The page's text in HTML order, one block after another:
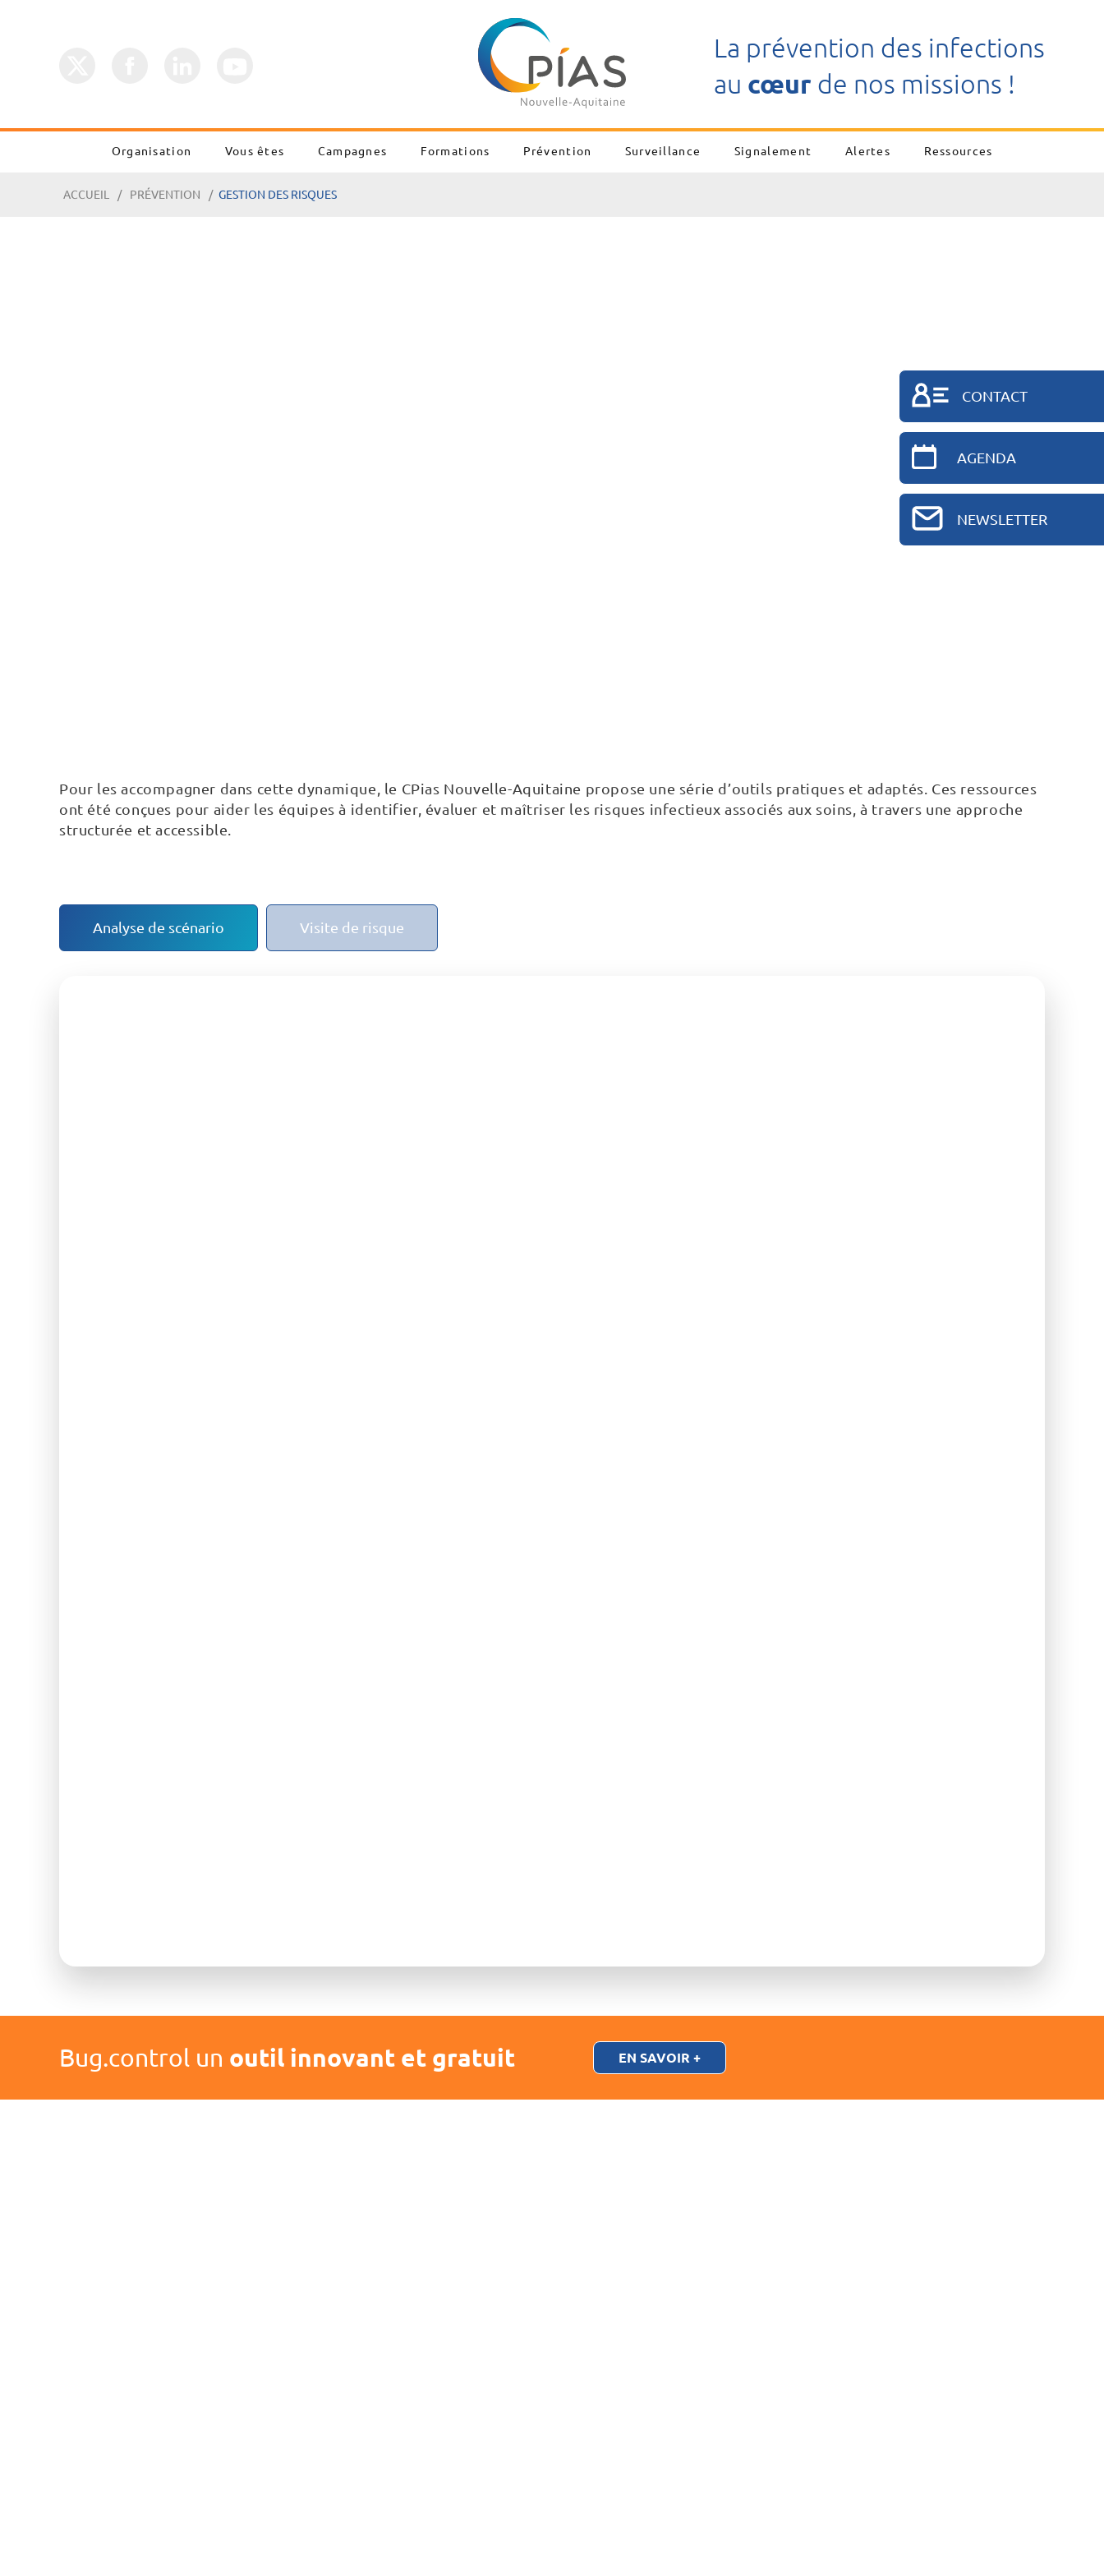
La prévention des infections
au cœur de nos missions !
Organisation Vous êtes Campagnes Formations Prévention Surveillance Signalement Alertes Ressources
CONTACT
AGENDA
NEWSLETTER
ACCUEIL PRÉVENTION GESTION DES RISQUES
Pour les accompagner dans cette dynamique, le CPias Nouvelle-Aquitaine propose une série d’outils pratiques et adaptés. Ces ressources
ont été conçues pour aider les équipes à identifier, évaluer et maîtriser les risques infectieux associés aux soins, à travers une approche
structurée et accessible.
Analyse de scénario Visite de risque
Bug.control un outil innovant et gratuit EN SAVOIR +